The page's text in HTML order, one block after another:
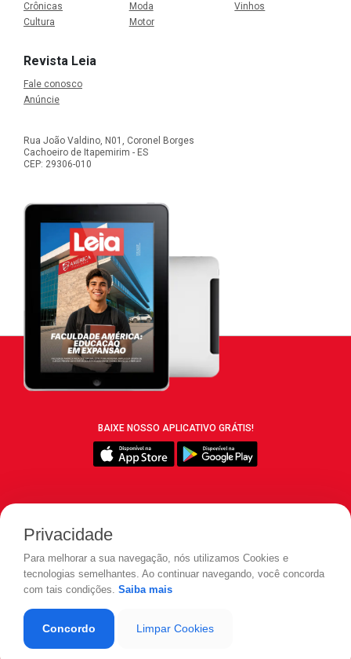
Crônicas
Cultura
Moda
Motor
Vinhos
Revista Leia
Fale conosco
Anúncie
Rua João Valdino, N01, Coronel Borges
Cachoeiro de Itapemirim - ES
CEP: 29306-010
BAIXE NOSSO APLICATIVO GRÁTIS!
Privacidade
Para melhorar a sua navegação, nós utilizamos Cookies e
tecnologias semelhantes. Ao continuar navegando, você concorda
com tais condições. Saiba mais
Concordo Limpar Cookies